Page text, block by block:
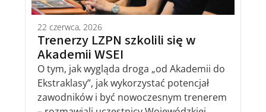
22 czerwca, 2026
Trenerzy LZPN szkolili się w
Akademii WSEI
O tym, jak wygląda droga „od Akademii do
Ekstraklasy”, jak wykorzystać potencjał
zawodników i być nowoczesnym trenerem